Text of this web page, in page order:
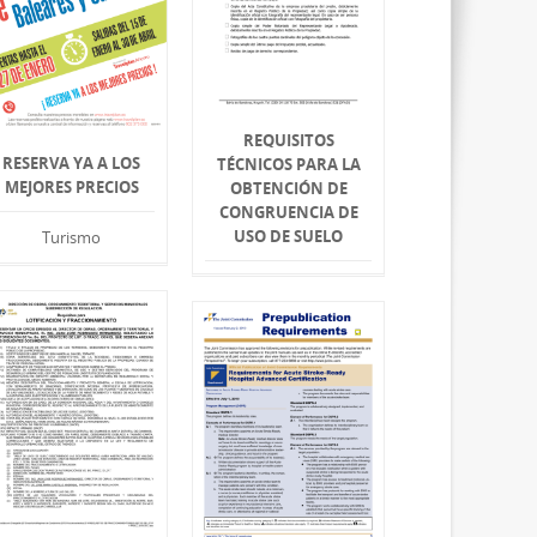
RESERVA YA A LOS
MEJORES PRECIOS
Turismo
REQUISITOS
TÉCNICOS PARA LA
OBTENCIÓN DE
CONGRUENCIA DE
USO DE SUELO